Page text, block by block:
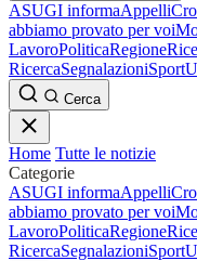
ASUGI informaAppelli
abbiamo provato per voi
LavoroPoliticaRegione
RicercaSegnalazioniSport
Cerca
Home Tutte le notizie
Categorie
ASUGI informaAppelli
abbiamo provato per voi
LavoroPoliticaRegione
RicercaSegnalazioniSport